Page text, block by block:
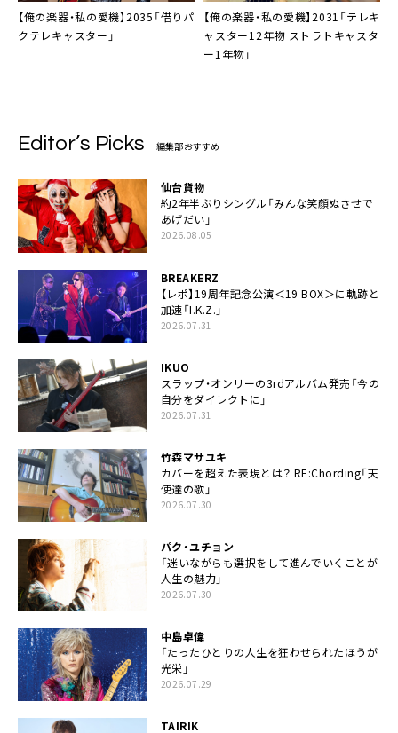
【俺の楽器・私の愛機】2035「借りパ
クテレキャスター」
【俺の楽器・私の愛機】2031「テレキ
ャスター12年物 ストラトキャスタ
ー1年物」
Editor’s Picks 編集部おすすめ
仙台貨物
約2年半ぶりシングル「みんな笑顔ぬさせで
あげだい」
2026.08.05
BREAKERZ
【レポ】19周年記念公演＜19 BOX＞に軌跡と
加速「I.K.Z.」
2026.07.31
IKUO
スラップ・オンリーの3rdアルバム発売「今の
自分をダイレクトに」
2026.07.31
竹森マサユキ
カバーを超えた表現とは？ RE:Chording「天
使達の歌」
2026.07.30
パク・ユチョン
「迷いながらも選択をして進んでいくことが
人生の魅力」
2026.07.30
中島卓偉
「たったひとりの人生を狂わせられたほうが
光栄」
2026.07.29
TAIRIK